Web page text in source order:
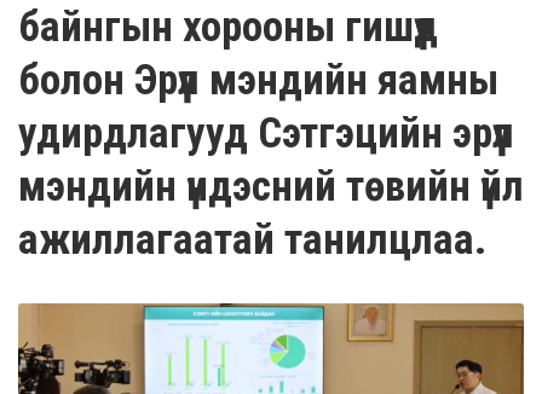
байнгын хорооны гишүүд
болон Эрүүл мэндийн яамны
удирдлагууд Сэтгэцийн эрүүл
мэндийн үндэсний төвийн үйл
ажиллагаатай танилцлаа.